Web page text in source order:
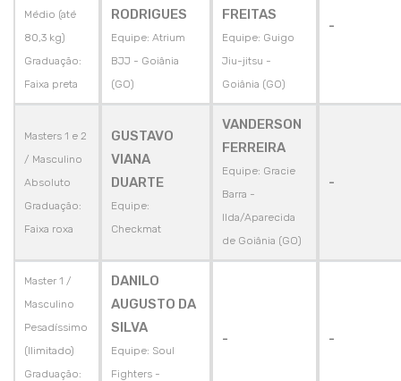
Médio (até
80,3 kg)
Graduação:
Faixa preta
RODRIGUES
Equipe: Atrium
BJJ - Goiânia
(GO)
FREITAS
Equipe: Guigo
Jiu-jitsu -
Goiânia (GO)
-
Masters 1 e 2
/ Masculino
Absoluto
Graduação:
Faixa roxa
GUSTAVO
VIANA
DUARTE
Equipe:
Checkmat
VANDERSON
FERREIRA
Equipe: Gracie
Barra -
Ilda/Aparecida
de Goiânia (GO)
-
Master 1 /
Masculino
Pesadíssimo
(Ilimitado)
Graduação:
DANILO
AUGUSTO DA
SILVA
Equipe: Soul
Fighters -
- -